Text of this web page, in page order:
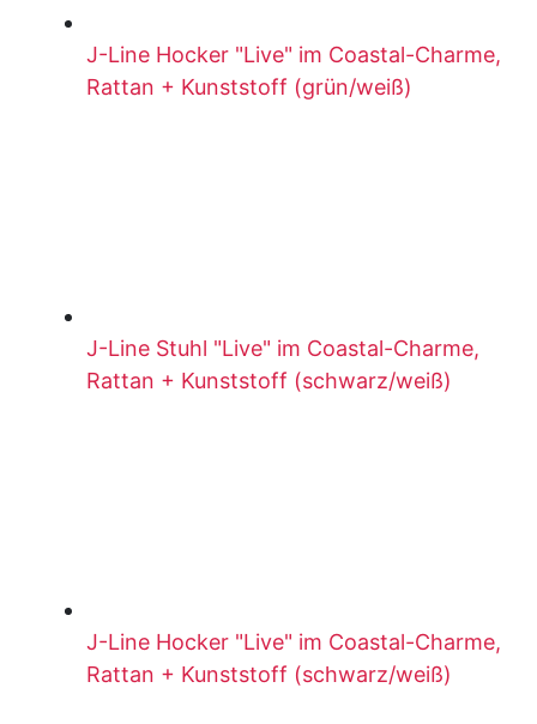
J-Line Hocker "Live" im Coastal-Charme,
Rattan + Kunststoff (grün/weiß)
J-Line Stuhl "Live" im Coastal-Charme,
Rattan + Kunststoff (schwarz/weiß)
J-Line Hocker "Live" im Coastal-Charme,
Rattan + Kunststoff (schwarz/weiß)